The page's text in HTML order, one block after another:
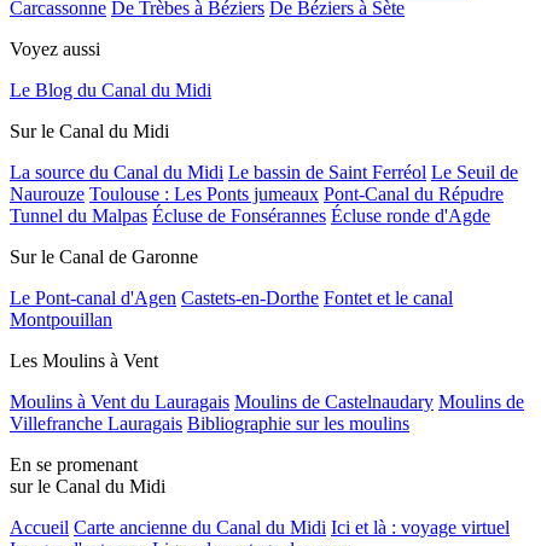
Carcassonne De Trèbes à Béziers De Béziers à Sète
Voyez aussi
Le Blog du Canal du Midi
Sur le Canal du Midi
La source du Canal du Midi Le bassin de Saint Ferréol Le Seuil de
Naurouze Toulouse : Les Ponts jumeaux Pont-Canal du Répudre
Tunnel du Malpas Écluse de Fonsérannes Écluse ronde d'Agde
Sur le Canal de Garonne
Le Pont-canal d'Agen Castets-en-Dorthe Fontet et le canal
Montpouillan
Les Moulins à Vent
Moulins à Vent du Lauragais Moulins de Castelnaudary Moulins de
Villefranche Lauragais Bibliographie sur les moulins
En se promenant
sur le Canal du Midi
Accueil Carte ancienne du Canal du Midi Ici et là : voyage virtuel